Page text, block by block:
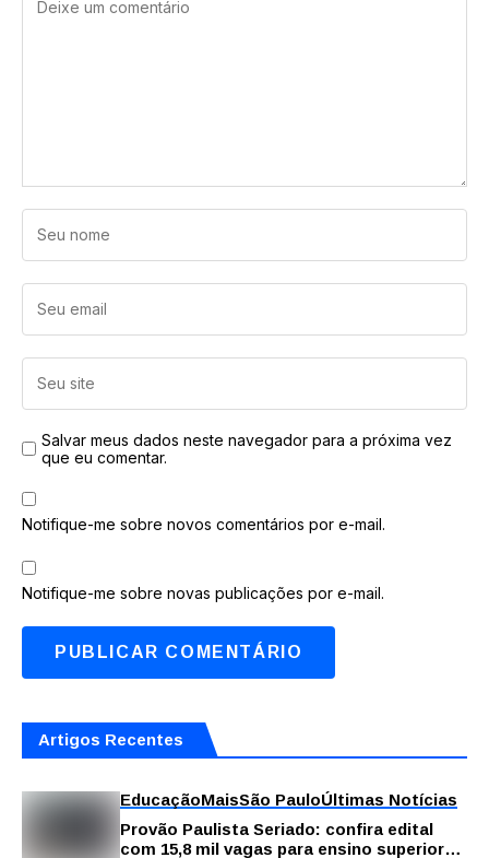
Salvar meus dados neste navegador para a próxima vez
que eu comentar.
Notifique-me sobre novos comentários por e-mail.
Notifique-me sobre novas publicações por e-mail.
Artigos Recentes
EducaçãoMaisSão PauloÚltimas Notícias
Provão Paulista Seriado: confira edital
com 15,8 mil vagas para ensino superior